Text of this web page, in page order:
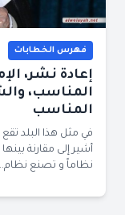
فهرس الخطابات
إعادة نشر،
المناسب،
المناسب
في مثل هذا البلد
أشير إلى مقارنة
نظاماً و تصنع